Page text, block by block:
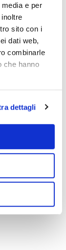
e per
sito con i
dati web,
combinarle
che hanno
dettagli
da
modelli